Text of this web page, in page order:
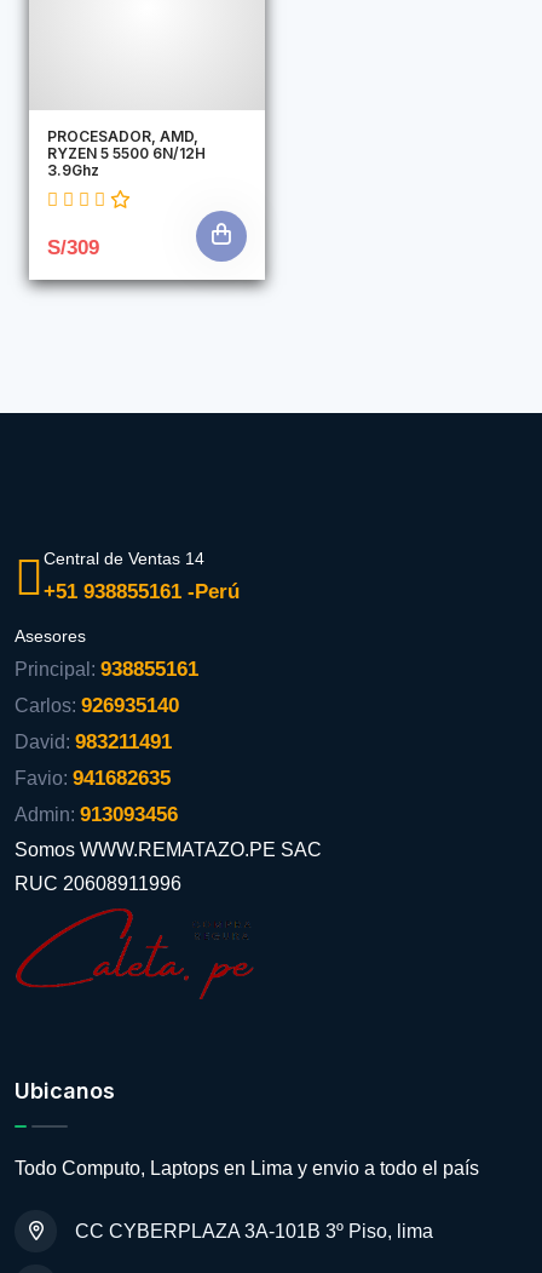
PROCESADOR, AMD,
RYZEN 5 5500 6N/12H
3.9Ghz
S/309
Central de Ventas 14
+51 938855161 -Perú
Asesores
Principal: 938855161
Carlos: 926935140
David: 983211491
Favio: 941682635
Admin: 913093456
Somos WWW.REMATAZO.PE SAC
RUC 20608911996
Ubicanos
Todo Computo, Laptops en Lima y envio a todo el país
CC CYBERPLAZA 3A-101B 3º Piso, lima